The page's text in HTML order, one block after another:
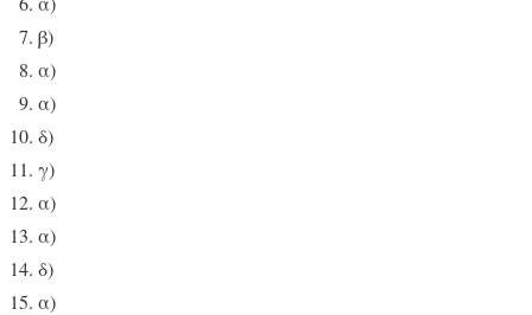
β)
α)
α)
δ)
γ)
α)
α)
δ)
α)